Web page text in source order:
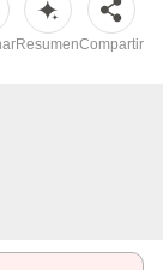
ResumenCompartir